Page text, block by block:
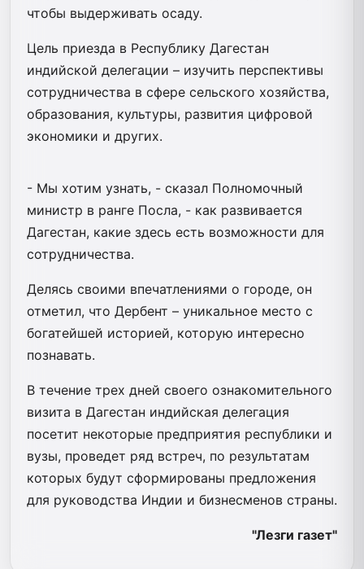
чтобы выдерживать осаду.
Цель приезда в Республику Дагестан
индийской делегации – изучить перспективы
сотрудничества в сфере сельского хозяйства,
образования, культуры, развития цифровой
экономики и других.
- Мы хотим узнать, - сказал Полномочный
министр в ранге Посла, - как развивается
Дагестан, какие здесь есть возможности для
сотрудничества.
Делясь своими впечатлениями о городе, он
отметил, что Дербент – уникальное место с
богатейшей историей, которую интересно
познавать.
В течение трех дней своего ознакомительного
визита в Дагестан индийская делегация
посетит некоторые предприятия республики и
вузы, проведет ряд встреч, по результатам
которых будут сформированы предложения
для руководства Индии и бизнесменов страны.
"Лезги газет"